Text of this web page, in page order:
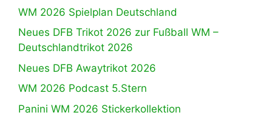
WM 2026 Spielplan Deutschland
Neues DFB Trikot 2026 zur Fußball WM –
Deutschlandtrikot 2026
Neues DFB Awaytrikot 2026
WM 2026 Podcast 5.Stern
Panini WM 2026 Stickerkollektion